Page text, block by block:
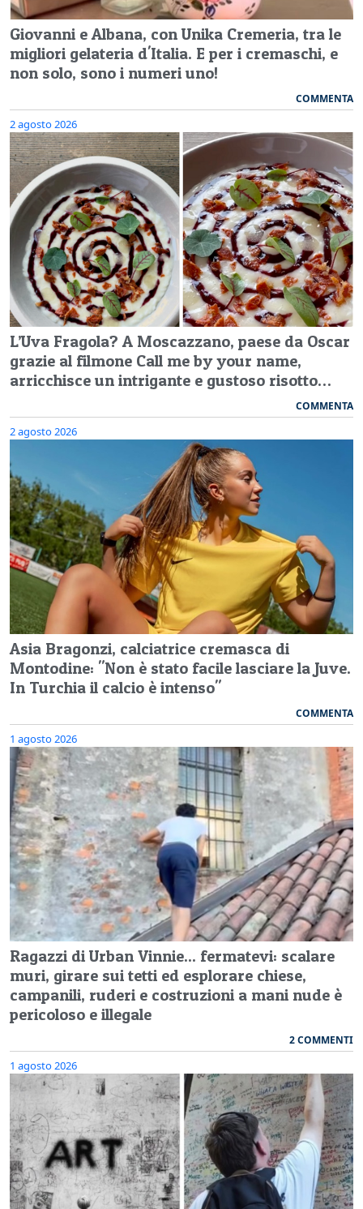
Giovanni e Albana, con Unika Cremeria, tra le
migliori gelateria d'Italia. E per i cremaschi, e
non solo, sono i numeri uno!
COMMENTA
2 agosto 2026
L’Uva Fragola? A Moscazzano, paese da Oscar
grazie al filmone Call me by your name,
arricchisce un intrigante e gustoso risotto…
COMMENTA
2 agosto 2026
Asia Bragonzi, calciatrice cremasca di
Montodine: "Non è stato facile lasciare la Juve.
In Turchia il calcio è intenso"
COMMENTA
1 agosto 2026
Ragazzi di Urban Vinnie... fermatevi: scalare
muri, girare sui tetti ed esplorare chiese,
campanili, ruderi e costruzioni a mani nude è
pericoloso e illegale
2 COMMENTI
1 agosto 2026